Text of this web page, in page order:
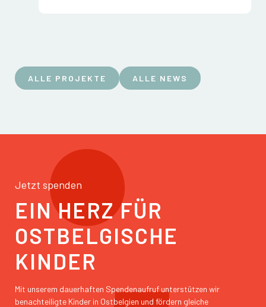
ALLE PROJEKTE ALLE NEWS
Jetzt spenden
EIN HERZ FÜR
OSTBELGISCHE
KINDER
Mit unserem dauerhaften Spendenaufruf unterstützen wir
benachteiligte Kinder in Ostbelgien und fördern gleiche